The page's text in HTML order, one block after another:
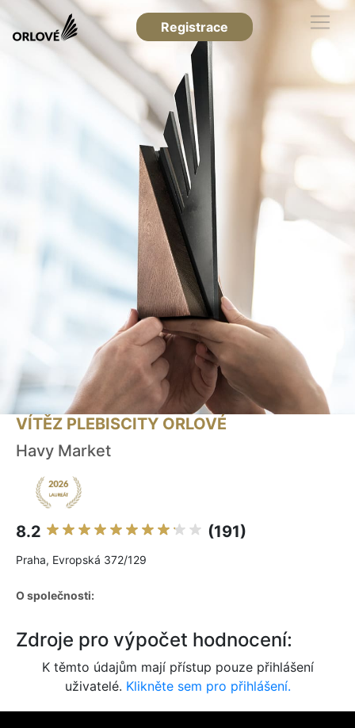
Registrace
VÍTĚZ PLEBISCITY ORLOVÉ
Havy Market
8.2 (191)
Praha, Evropská 372/129
O společnosti:
Zdroje pro výpočet hodnocení:
K těmto údajům mají přístup pouze přihlášení
uživatelé. Klikněte sem pro přihlášení.